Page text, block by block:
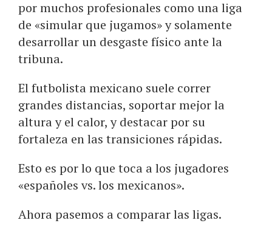
por muchos profesionales como una liga
de «simular que jugamos» y solamente
desarrollar un desgaste físico ante la
tribuna.
El futbolista mexicano suele correr
grandes distancias, soportar mejor la
altura y el calor, y destacar por su
fortaleza en las transiciones rápidas.
Esto es por lo que toca a los jugadores
«españoles vs. los mexicanos».
Ahora pasemos a comparar las ligas.